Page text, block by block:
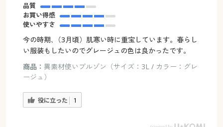
品質
お買い得感
使いやすさ
今の時期､（3月頃）肌寒い時に重宝しています。春らし
い服装もしたいのでグレージュの色は良かったです。
商品： 異素材使いブルゾン（サイズ：3L / カラー：グレ
ージュ）
役に立った 1